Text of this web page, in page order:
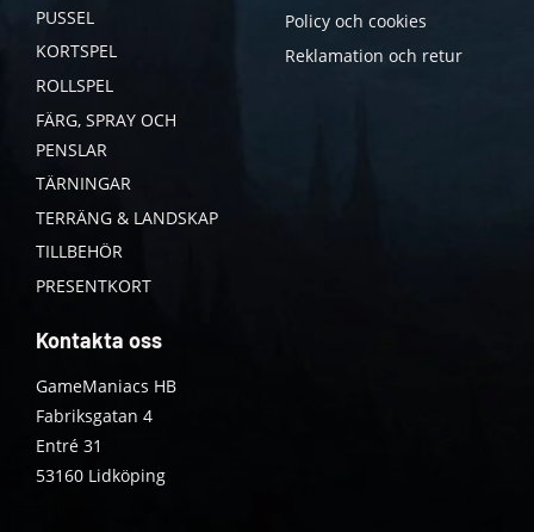
PUSSEL
KORTSPEL
ROLLSPEL
FÄRG, SPRAY OCH
PENSLAR
TÄRNINGAR
TERRÄNG & LANDSKAP
TILLBEHÖR
PRESENTKORT
Policy och cookies
Reklamation och retur
Kontakta oss
GameManiacs HB
Fabriksgatan 4
Entré 31
53160 Lidköping